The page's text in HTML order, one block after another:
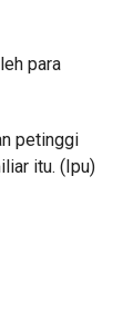
para
petinggi
itu. (Ipu)